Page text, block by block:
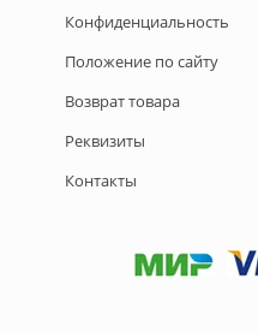
Конфиденциальность
Положение по сайту
Возврат товара
Реквизиты
Контакты